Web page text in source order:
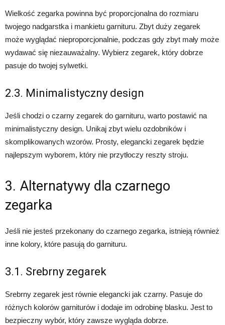
Wielkość zegarka powinna być proporcjonalna do rozmiaru
twojego nadgarstka i mankietu garnituru. Zbyt duży zegarek
może wyglądać nieproporcjonalnie, podczas gdy zbyt mały może
wydawać się niezauważalny. Wybierz zegarek, który dobrze
pasuje do twojej sylwetki.
2.3. Minimalistyczny design
Jeśli chodzi o czarny zegarek do garnituru, warto postawić na
minimalistyczny design. Unikaj zbyt wielu ozdobników i
skomplikowanych wzorów. Prosty, elegancki zegarek będzie
najlepszym wyborem, który nie przytłoczy reszty stroju.
3. Alternatywy dla czarnego
zegarka
Jeśli nie jesteś przekonany do czarnego zegarka, istnieją również
inne kolory, które pasują do garnituru.
3.1. Srebrny zegarek
Srebrny zegarek jest równie elegancki jak czarny. Pasuje do
różnych kolorów garniturów i dodaje im odrobinę blasku. Jest to
bezpieczny wybór, który zawsze wygląda dobrze.